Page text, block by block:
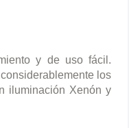
y de uso fácil.
los
iluminación Xenón y